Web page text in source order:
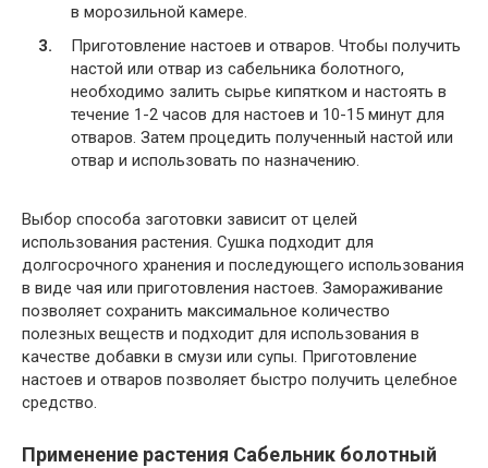
в морозильной камере.
Приготовление настоев и отваров. Чтобы получить
настой или отвар из сабельника болотного,
необходимо залить сырье кипятком и настоять в
течение 1-2 часов для настоев и 10-15 минут для
отваров. Затем процедить полученный настой или
отвар и использовать по назначению.
Выбор способа заготовки зависит от целей
использования растения. Сушка подходит для
долгосрочного хранения и последующего использования
в виде чая или приготовления настоев. Замораживание
позволяет сохранить максимальное количество
полезных веществ и подходит для использования в
качестве добавки в смузи или супы. Приготовление
настоев и отваров позволяет быстро получить целебное
средство.
Применение растения Сабельник болотный